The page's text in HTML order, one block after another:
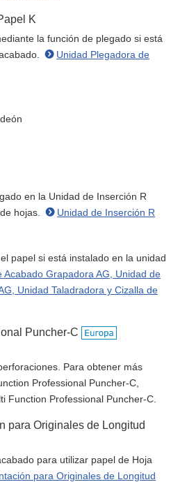
K
la función de plegado si está
Unidad Plegadora de
en la Unidad de Inserción R
hojas.
Unidad de Inserción R
papel si está instalado en la unidad
Acabado Grapadora AG, Unidad de
Unidad Taladradora y Cizalla de
Puncher-C
Para obtener más
Professional Puncher-C,
Function Professional Puncher-C.
para Originales de Longitud
para utilizar papel de Hoja
para Originales de Longitud